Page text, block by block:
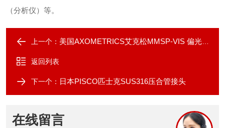
（分析仪）等。
上一个： 美国AXOMETRICS艾克松MMSP-VIS 偏光测量仪
返回列表
下一个： 日本PISCO匹士克SUS316压合管接头
在线留言